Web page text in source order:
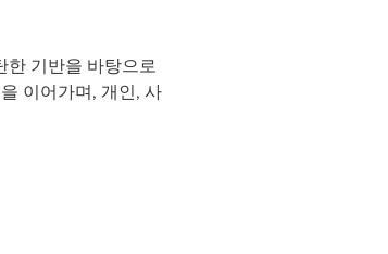
한 기반을 바탕으로
이어가며, 개인, 사